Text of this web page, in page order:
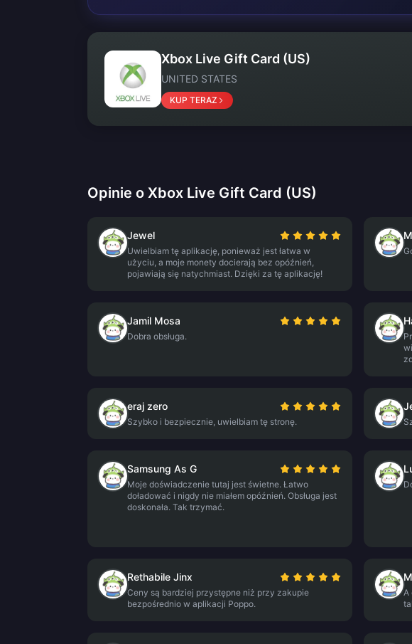
Xbox Live Gift Card (US)
UNITED STATES
KUP TERAZ
Opinie o Xbox Live Gift Card (US)
Jewel
Uwielbiam tę aplikację, ponieważ jest łatwa w
użyciu, a moje monety docierają bez opóźnień,
pojawiają się natychmiast. Dzięki za tę aplikację!
Jamil Mosa
Dobra obsługa.
eraj zero
Szybko i bezpiecznie, uwielbiam tę stronę.
Samsung As G
Moje doświadczenie tutaj jest świetne. Łatwo
doładować i nigdy nie miałem opóźnień. Obsługa jest
doskonała. Tak trzymać.
Rethabile Jinx
Ceny są bardziej przystępne niż przy zakupie
bezpośrednio w aplikacji Poppo.
A